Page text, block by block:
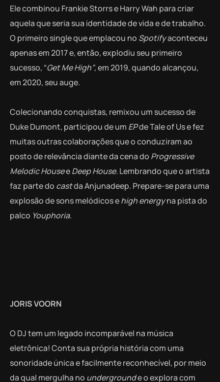
Ele combinou Frankie Storrs e Harry Wah para criar
aquela que seria sua identidade de vida e de trabalho.
O primeiro single que emplacou no Spotifyaconteceu
apenas em 2017 e, então, explodiu seu primeiro
sucesso, “Get Me High”, em 2019, quando alcançou,
em 2020, seu auge.
Colecionando conquistas, remixou um sucesso de
Duke Dumont, participou de um EPde Tale of Us e fez
muitas outras colaborações que o conduziram ao
posto de relevância diante da cena do Progressive
Melodic HouseeDeep House. Lembrando que o artista
faz parte do castda Anjunadeep. Prepare-se para uma
explosão de sons melódicos ehigh energyna pista do
palco Youphoria.
JORIS VOORN
O DJ tem um legado incomparável na música
eletrônica! Conta sua própria história com uma
sonoridade única e facilmente reconhecível, por meio
da qual mergulha no undergrounde o explora com